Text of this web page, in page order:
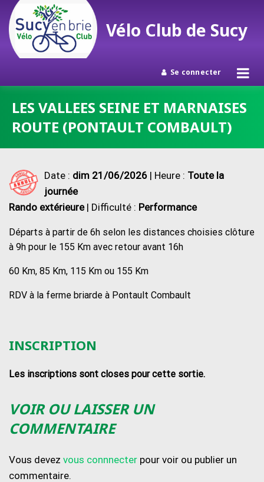
contenu
Vélo Club de Sucy
Se connecter
LES VALLEES SEINE ET MARNAISES
ROUTE (PONTAULT COMBAULT)
Date : dim 21/06/2026 | Heure : Toute la
journée
Rando extérieure| Difficulté : Performance
Départs à partir de 6h selon les distances choisies clôture
à 9h pour le 155 Km avec retour avant 16h
60 Km, 85 Km, 115 Km ou 155 Km
RDV à la ferme briarde à Pontault Combault
INSCRIPTION
Les inscriptions sont closes pour cette sortie.
VOIR OU LAISSER UN
COMMENTAIRE
Vous devez vous connnecter pour voir ou publier un
commentaire.